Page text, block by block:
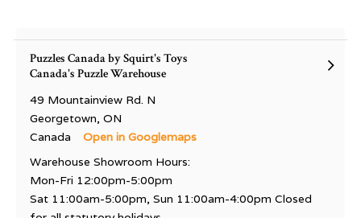
Puzzles Canada by Squirt's Toys
Canada's Puzzle Warehouse
49 Mountainview Rd. N
Georgetown, ON
Canada
Open in Googlemaps
Warehouse Showroom Hours:
Mon-Fri 12:00pm-5:00pm
Sat 11:00am-5:00pm, Sun 11:00am-4:00pm Closed